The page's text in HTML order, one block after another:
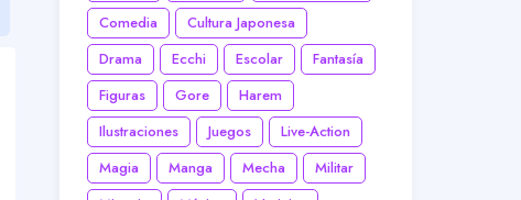
Comedia
Cultura Japonesa
Drama
Ecchi Escolar
Fantasía
Figuras
Gore
Harem
Ilustraciones
Juegos
Live-Action
Magia
Manga Mecha
Militar